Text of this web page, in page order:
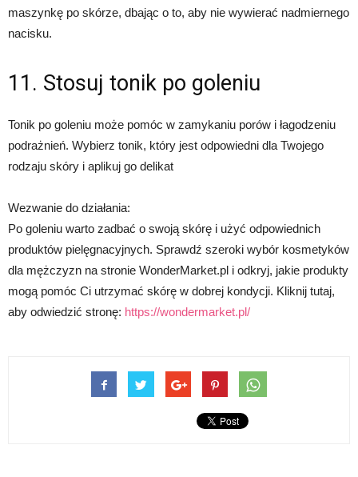
maszynkę po skórze, dbając o to, aby nie wywierać nadmiernego
nacisku.
11. Stosuj tonik po goleniu
Tonik po goleniu może pomóc w zamykaniu porów i łagodzeniu
podrażnień. Wybierz tonik, który jest odpowiedni dla Twojego
rodzaju skóry i aplikuj go delikat
Wezwanie do działania:
Po goleniu warto zadbać o swoją skórę i użyć odpowiednich
produktów pielęgnacyjnych. Sprawdź szeroki wybór kosmetyków
dla mężczyzn na stronie WonderMarket.pl i odkryj, jakie produkty
mogą pomóc Ci utrzymać skórę w dobrej kondycji. Kliknij tutaj,
aby odwiedzić stronę: https://wondermarket.pl/